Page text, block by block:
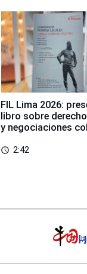
FIL Lima 2026:
libro sobre
y negociaciones
access_time 2:42